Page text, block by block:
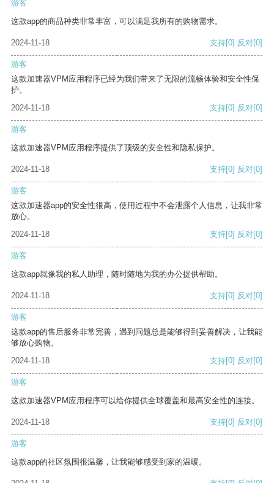
游客
这款app的商品种类非常丰富，可以满足我所有的购物需求。
2024-11-18 支持[0] 反对[0]
游客
这款加速器VPM应用程序已经为我们带来了无限的流畅体验和安全性保
护。
2024-11-18
支持[0] 反对[0]
游客
这款加速器VPM应用程序提供了顶级的安全性和隐私保护。
2024-11-18 支持[0] 反对[0]
游客
这款加速器app的安全性很高，使用过程中不会泄露个人信息，让我非常
放心。
2024-11-18
支持[0] 反对[0]
游客
这款app就像我的私人助理，随时随地为我的办公提供帮助。
2024-11-18 支持[0] 反对[0]
游客
这款app的售后服务非常完善，遇到问题总是能够得到妥善解决，让我能
够放心购物。
2024-11-18
支持[0] 反对[0]
游客
这款加速器VPM应用程序可以给你提供全球覆盖和最高安全性的连接。
2024-11-18 支持[0] 反对[0]
游客
这款app的社区氛围很温馨，让我能够感受到家的温暖。